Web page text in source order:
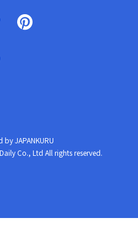
JAPANKURU
Co., Ltd All rights reserved.